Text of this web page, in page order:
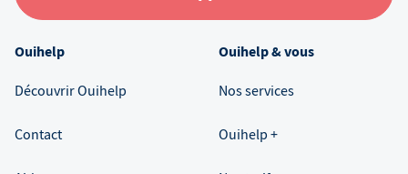
Ouihelp
Découvrir Ouihelp
Contact
Ouihelp & vous
Nos services
Ouihelp +